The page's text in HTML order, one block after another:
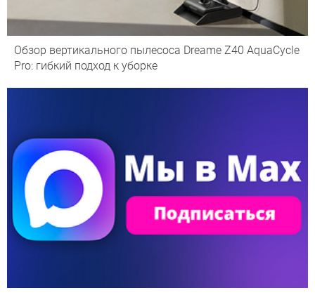
Обзор вертикального пылесоса Dreame Z40 AquaCycle
Pro: гибкий подход к уборке